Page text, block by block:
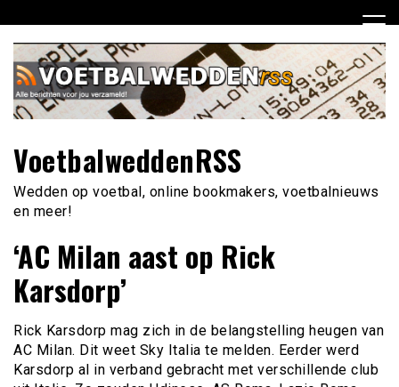
naar
inhoud
VoetbalweddenRSS
Wedden op voetbal, online bookmakers, voetbalnieuws
en meer!
‘AC Milan aast op Rick
Karsdorp’
Rick Karsdorp mag zich in de belangstelling heugen van
AC Milan. Dit weet Sky Italia te melden. Eerder werd
Karsdorp al in verband gebracht met verschillende club